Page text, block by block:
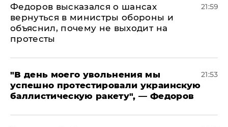
Федоров высказался о шансах
вернуться в министры обороны и
объяснил, почему не выходит на
протесты
21:59
​"В день моего увольнения мы
успешно протестировали украинскую
баллистическую ракету", — Федоров
21:53